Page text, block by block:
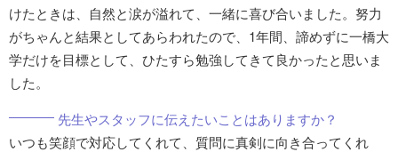
けたときは、自然と涙が溢れて、一緒に喜び合いました。努力
がちゃんと結果としてあらわれたので、1年間、諦めずに一橋大
学だけを目標として、ひたすら勉強してきて良かったと思いま
した。
先生やスタッフに伝えたいことはありますか？
いつも笑顔で対応してくれて、質問に真剣に向き合ってくれ